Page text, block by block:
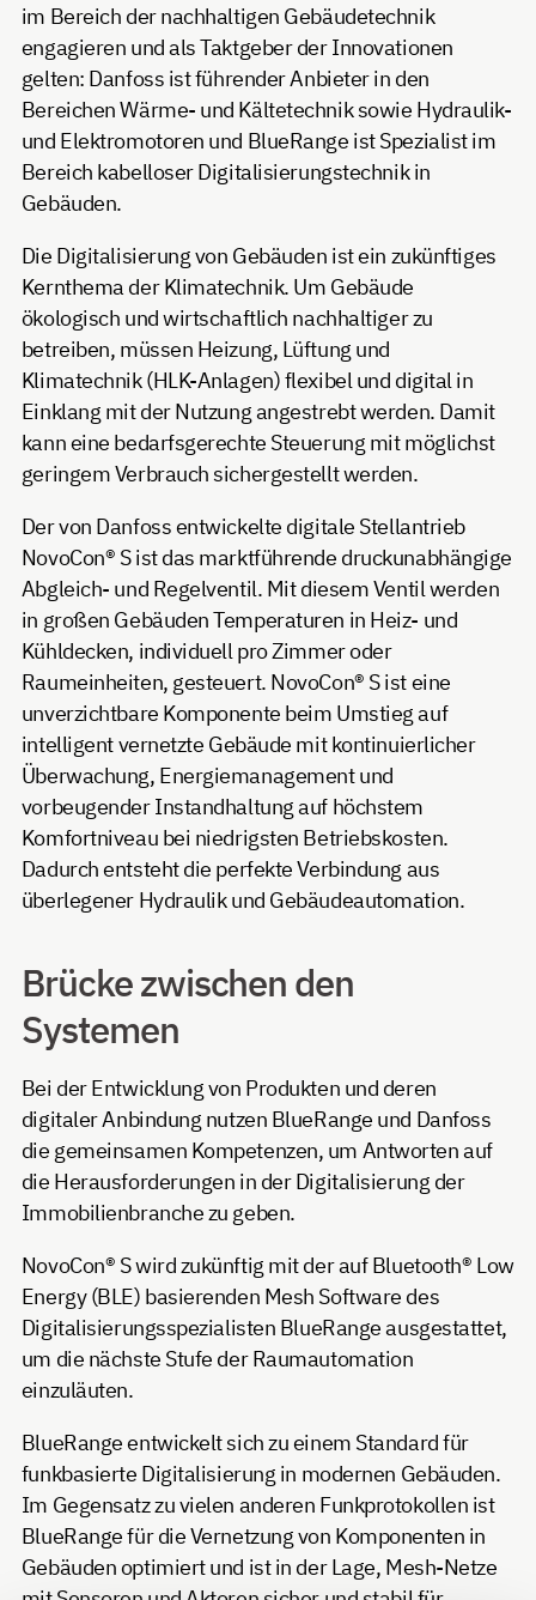
im Bereich der nachhaltigen Gebäudetechnik
engagieren und als Taktgeber der Innovationen
gelten: Danfoss ist führender Anbieter in den
Bereichen Wärme- und Kältetechnik sowie Hydraulik-
und Elektromotoren und BlueRange ist Spezialist im
Bereich kabelloser Digitalisierungstechnik in
Gebäuden.
Die Digitalisierung von Gebäuden ist ein zukünftiges
Kernthema der Klimatechnik. Um Gebäude
ökologisch und wirtschaftlich nachhaltiger zu
betreiben, müssen Heizung, Lüftung und
Klimatechnik (HLK-Anlagen) flexibel und digital in
Einklang mit der Nutzung angestrebt werden. Damit
kann eine bedarfsgerechte Steuerung mit möglichst
geringem Verbrauch sichergestellt werden.
Der von Danfoss entwickelte digitale Stellantrieb
NovoCon® S ist das marktführende druckunabhängige
Abgleich- und Regelventil. Mit diesem Ventil werden
in großen Gebäuden Temperaturen in Heiz- und
Kühldecken, individuell pro Zimmer oder
Raumeinheiten, gesteuert. NovoCon® S ist eine
unverzichtbare Komponente beim Umstieg auf
intelligent vernetzte Gebäude mit kontinuierlicher
Überwachung, Energiemanagement und
vorbeugender Instandhaltung auf höchstem
Komfortniveau bei niedrigsten Betriebskosten.
Dadurch entsteht die perfekte Verbindung aus
überlegener Hydraulik und Gebäudeautomation.
Brücke zwischen den
Systemen
Bei der Entwicklung von Produkten und deren
digitaler Anbindung nutzen BlueRange und Danfoss
die gemeinsamen Kompetenzen, um Antworten auf
die Herausforderungen in der Digitalisierung der
Immobilienbranche zu geben.
NovoCon® S wird zukünftig mit der auf Bluetooth® Low
Energy (BLE) basierenden Mesh Software des
Digitalisierungsspezialisten BlueRange ausgestattet,
um die nächste Stufe der Raumautomation
einzuläuten.
BlueRange entwickelt sich zu einem Standard für
funkbasierte Digitalisierung in modernen Gebäuden.
Im Gegensatz zu vielen anderen Funkprotokollen ist
BlueRange für die Vernetzung von Komponenten in
Gebäuden optimiert und ist in der Lage, Mesh-Netze